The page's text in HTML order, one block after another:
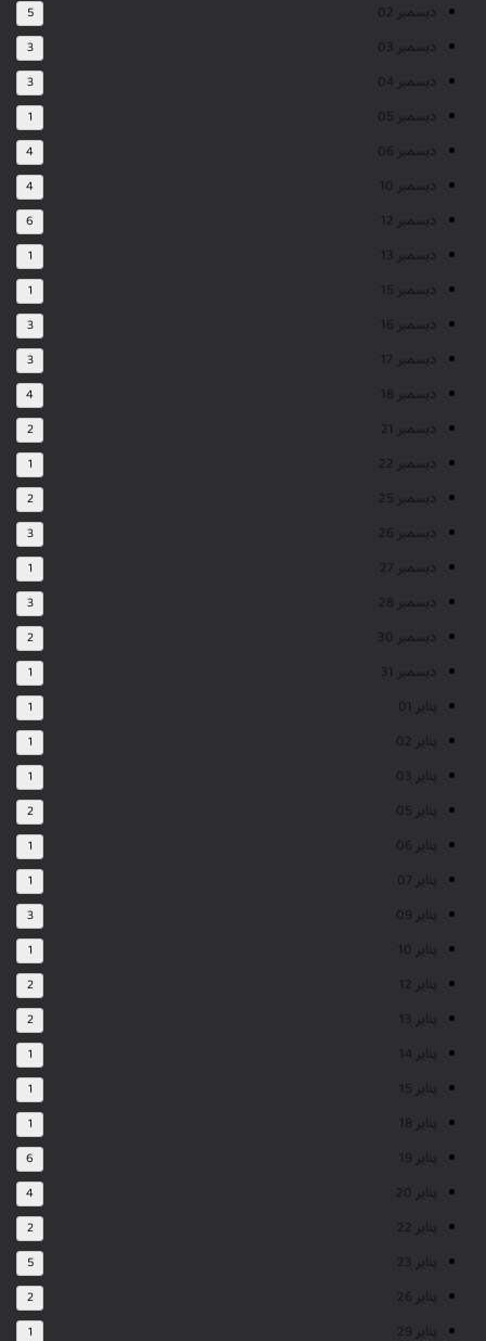
ديسمبر 02 5
ديسمبر 03 3
ديسمبر 04 3
ديسمبر 05 1
ديسمبر 06 4
ديسمبر 10 4
ديسمبر 12 6
ديسمبر 13 1
ديسمبر 15 1
ديسمبر 16 3
ديسمبر 17 3
ديسمبر 18 4
ديسمبر 21 2
ديسمبر 22 1
ديسمبر 25 2
ديسمبر 26 3
ديسمبر 27 1
ديسمبر 28 3
ديسمبر 30 2
ديسمبر 31 1
يناير 01 1
يناير 02 1
يناير 03 1
يناير 05 2
يناير 06 1
يناير 07 1
يناير 09 3
يناير 10 1
يناير 12 2
يناير 13 2
يناير 14 1
يناير 15 1
يناير 18 1
يناير 19 6
يناير 20 4
يناير 22 2
يناير 23 5
يناير 26 2
يناير 29 1